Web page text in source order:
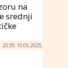
na
srednji
20:35 10.05.2025.